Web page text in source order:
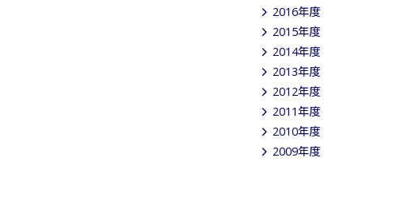
2016年度
2015年度
2014年度
2013年度
2012年度
2011年度
2010年度
2009年度